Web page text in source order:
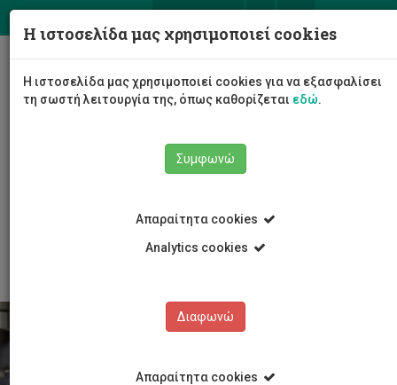
Προγράμματα Μάστερ
MSc Γεωπληροφορική και Παρατήρηση Γης
Η ιστοσελίδα μας χρησιμοποιεί cookies
Η ιστοσελίδα μας χρησιμοποιεί cookies για να εξασφαλίσει
τη σωστή λειτουργία της, όπως καθορίζεται εδώ.
Συμφωνώ
Απαραίτητα cookies
Analytics cookies
Διαφωνώ
Απαραίτητα cookies